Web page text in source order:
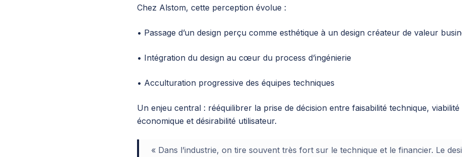
Chez Alstom, cette perception évolue :
• Passage d’un design perçu comme esthétique à un design créateur de valeur
• Intégration du design au cœur du process d’ingénierie
• Acculturation progressive des équipes techniques
Un enjeu central : rééquilibrer la prise de décision entre faisabilité technique, viabilité
économique et désirabilité utilisateur.
« Dans l’industrie, on tire souvent très fort sur le technique et le financier. Le